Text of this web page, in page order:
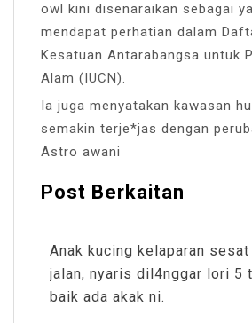
owl kini disenaraikan sebagai
mendapat perhatian dalam
Kesatuan Antarabangsa untuk
Alam (IUCN).
Ia juga menyatakan kawasan
semakin terje*jas dengan
Astro awani
Post Berkaitan
Anak kucing kelaparan sesat
jalan, nyaris dil4nggar lori 5
baik ada akak ni.